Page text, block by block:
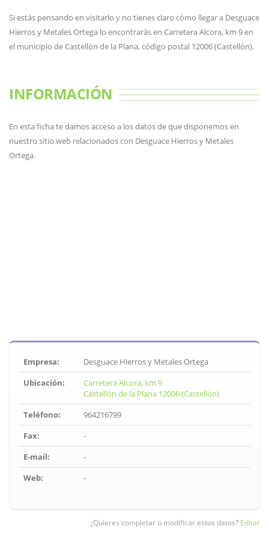
Si estás pensando en visitarlo y no tienes claro cómo llegar a Desguace
Hierros y Metales Ortega lo encontrarás en Carretera Alcora, km 9 en
el municipio de Castellón de la Plana, código postal 12006 (Castellón).
INFORMACIÓN
En esta ficha te damos acceso a los datos de que disponemos en
nuestro sitio web relacionados con Desguace Hierros y Metales
Ortega.
Empresa:
Desguace Hierros y Metales Ortega
Ubicación:
Carretera Alcora, km 9
Castellón de la Plana 12006 (Castellón)
Teléfono:
964216799
Fax:
-
E-mail:
-
Web:
-
¿Quieres completar o modificar estos datos? Editar